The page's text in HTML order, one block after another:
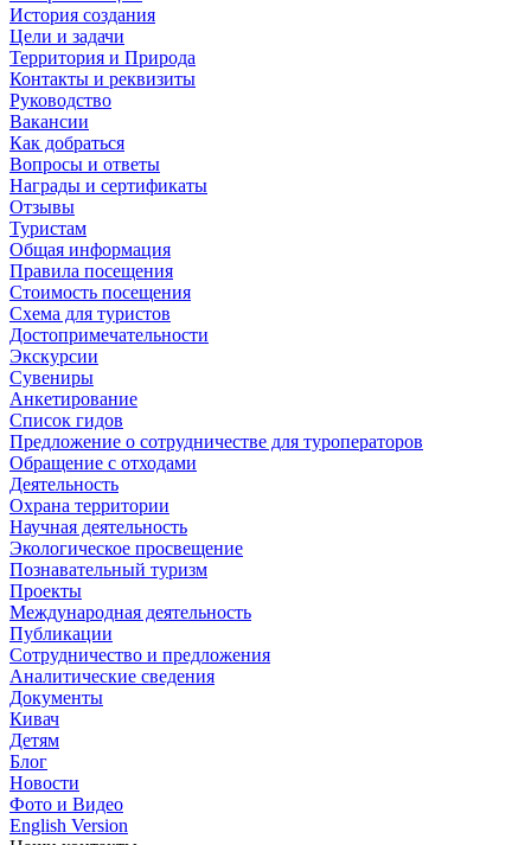
История создания
Цели и задачи
Территория и Природа
Контакты и реквизиты
Руководство
Вакансии
Как добраться
Вопросы и ответы
Награды и сертификаты
Отзывы
Туристам
Общая информация
Правила посещения
Стоимость посещения
Схема для туристов
Достопримечательности
Экскурсии
Сувениры
Анкетирование
Список гидов
Предложение о сотрудничестве для туроператоров
Обращение с отходами
Деятельность
Охрана территории
Научная деятельность
Экологическое просвещение
Познавательный туризм
Проекты
Международная деятельность
Публикации
Сотрудничество и предложения
Аналитические сведения
Документы
Кивач
Детям
Блог
Новости
Фото и Видео
English Version